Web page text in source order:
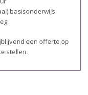
basisonderwijs
een offerte op
stellen.